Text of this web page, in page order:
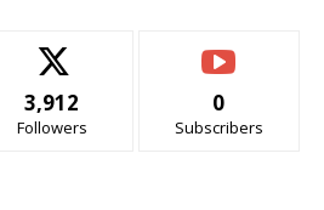
3,912
Followers
0
Subscribers